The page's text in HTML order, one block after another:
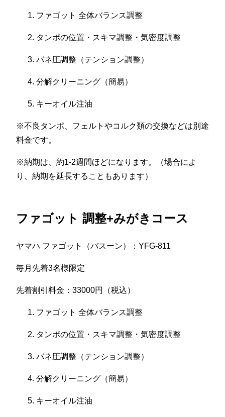
ファゴット 全体バランス調整
タンポの位置・スキマ調整・気密度調整
バネ圧調整（テンション調整）
分解クリーニング（簡易）
キーオイル注油
※不良タンポ、フェルトやコルク類の交換などは別途
料金です。
※納期は、約1-2週間ほどになります。（場合によ
り、納期を延長することもあります）
ファゴット 調整+みがきコース
ヤマハ ファゴット（バスーン）：YFG-811
毎月先着3名様限定
先着割引料金：33000円（税込）
ファゴット 全体バランス調整
タンポの位置・スキマ調整・気密度調整
バネ圧調整（テンション調整）
分解クリーニング（簡易）
キーオイル注油